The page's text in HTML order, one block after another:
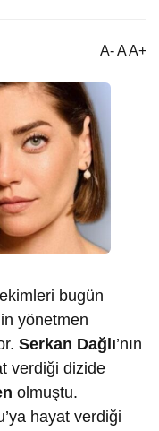
A- A A+
bugün
yönetmen
Serkan Dağlı’nın
verdiği dizide
olmuştu.
hayat verdiği